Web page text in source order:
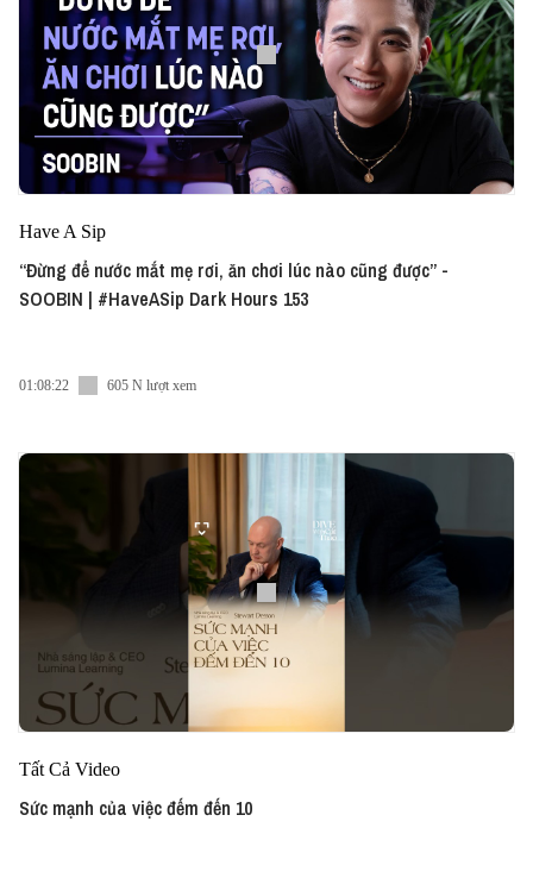
Have A Sip
“Đừng để nước mắt mẹ rơi, ăn chơi lúc nào cũng được” -
SOOBIN | #HaveASip Dark Hours 153
01:08:22 605 N lượt xem
Tất Cả Video
Sức mạnh của việc đếm đến 10